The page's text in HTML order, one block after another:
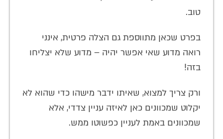
טוב.
בפרט שכאן מתווספת גם הצלה פרטית, אינני
רואה מדוע שאי אפשר יהיה – מדוע שלא יצליחו
בזה!
ורק צריך למצוא, שאיתו ידבר מישהו כדי שהוא לא
יקלוט שמכוונים כאן לאיזה עניין צדדי, אלא
שמכוונים באמת לעניין כפשוטו ממש.